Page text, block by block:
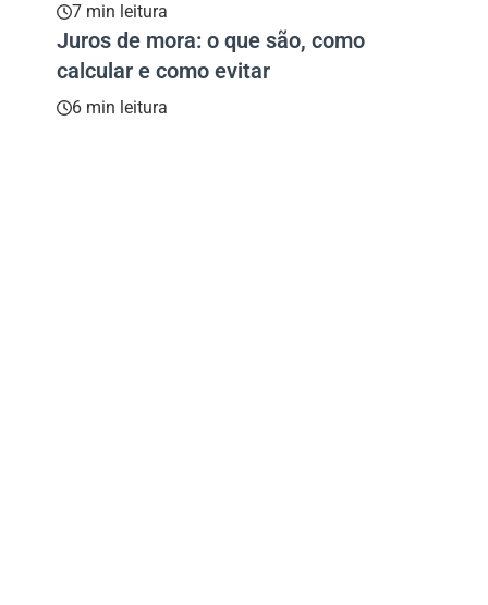
7 min leitura
Juros de mora: o que são, como
calcular e como evitar
6 min leitura